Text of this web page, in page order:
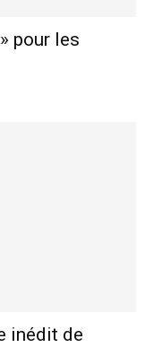
pour les
inédit de